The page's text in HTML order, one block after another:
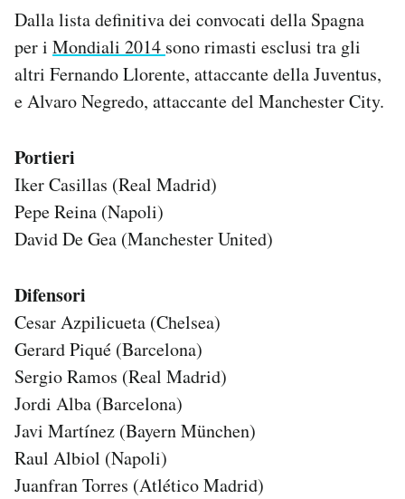
NEWSLETTER
CALENDARIO
Area Personale
Newsletter
Notifiche mobile
Regala il Post
Hai bisogno di aiuto?
Esci
Dalla lista definitiva dei convocati della Spagna
per i Mondiali 2014 sono rimasti esclusi tra gli
altri Fernando Llorente, attaccante della Juventus,
e Alvaro Negredo, attaccante del Manchester City.
Portieri
Iker Casillas (Real Madrid)
Pepe Reina (Napoli)
David De Gea (Manchester United)
Difensori
Cesar Azpilicueta (Chelsea)
Gerard Piqué (Barcelona)
Sergio Ramos (Real Madrid)
Jordi Alba (Barcelona)
Javi Martínez (Bayern München)
Raul Albiol (Napoli)
Juanfran Torres (Atlético Madrid)